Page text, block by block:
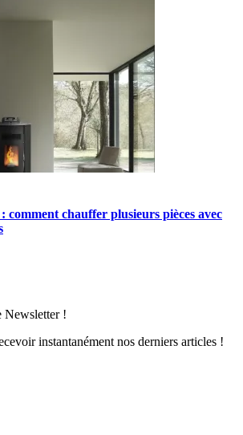
comment chauffer plusieurs pièces avec
Newsletter !
instantanément nos derniers articles !